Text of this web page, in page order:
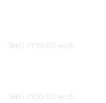
IMG 7119-KS-web
IMG 7130-KS-web